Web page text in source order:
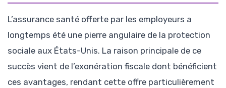
L’assurance santé offerte par les employeurs a
longtemps été une pierre angulaire de la protection
sociale aux États-Unis. La raison principale de ce
succès vient de l’exonération fiscale dont bénéficient
ces avantages, rendant cette offre particulièrement